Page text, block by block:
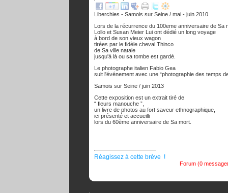
Liberchies - Samois sur Seine / mai - juin 2010
Lors de la récurrence du 100eme anniversaire de Sa
Lollo et Susan Meier Lui ont dédié un long voyage
à bord de son vieux wagon
tirées par le fidèle cheval Thinco
de Sa ville natale
jusqu'à là ou sa tombe est gardé.
Le photographe italien Fabio Gea
suit l'événement avec une “photographie des temps
Samois sur Seine / juin 2013
Cette exposition est un extrait tiré de
“ fleurs manouche ”,
un livre de photos au fort saveur ethnographique,
ici présenté et accueilli
lors du 60ème anniversaire de Sa mort.
Réagissez à cette brève !
Forum (0